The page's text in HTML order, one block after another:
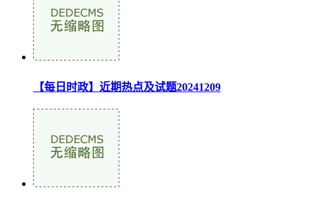
【每日时政】近期热点及试题20241209